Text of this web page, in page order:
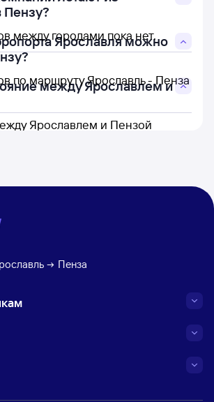
Пензу?
между городами пока нет.
Ярославля можно
по маршруту Ярославль - Пенза
между Ярославлем и
Ярославлем и Пензой
Пенза